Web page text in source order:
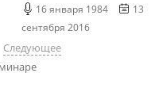
16 января 1984
13
сентября 2016
Следующее